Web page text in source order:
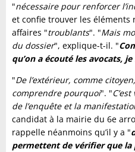
"nécessaire pour renforcer
et confie trouver les éléments
affaires "troublants". "Mais
du dossier", explique-t-il. "
qu’on a écouté les avocats,
"De l’extérieur, comme
comprendre pourquoi". "
de l’enquête et la
candidat à la mairie du 6e
rappelle néanmoins qu’il y a "
permettent de vérifier que la